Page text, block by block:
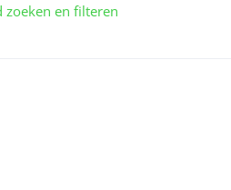
zoeken en filteren